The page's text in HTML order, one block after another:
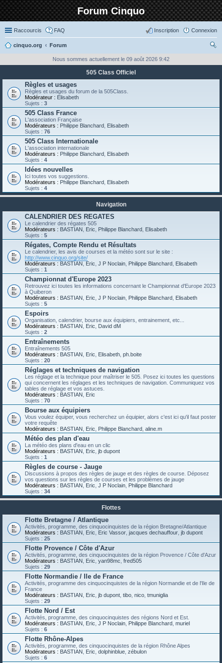
Forum Cinquo
Raccourcis FAQ Connexion
Inscription
cinquo.org
Forum
ch
Nous sommes actuellement le 09 août 2026 9:42
505 Class Officiel
Règles et usages
Règles et usages du forum de la 505Class.
Modérateur : Elisabeth
Sujets : 3
505 Class France
L'association Française
Modérateurs : Philippe Blanchard Elisabeth
Sujets : 76
505 Class Internationale
L'association internationale
Modérateurs : Philippe Blanchard Elisabeth
Sujets : 4
Idées nouvelles
Ici toutes vos suggestions.
Modérateurs : Philippe Blanchard Elisabeth
Sujets : 4
Navigation
CALENDRIER DES REGATES
Le calendrier des régates 505
Modérateurs : BASTIAN Eric Philippe Blanchard Elisabeth
Sujets : 5
Régates, Compte Rendu et Résultats
Le calendrier, les avis de courses et la météo sont sur le site :
http://www.cinquo.org/site/
Modérateurs : BASTIAN Eric J P Noclain Philippe Blanchard Elisabeth
Sujets : 1
Championnat d'Europe 2023
Retrouvez ici toutes les informations concernant le Championnat d'Europe 2023
à Quiberon
Modérateurs : BASTIAN Eric J P Noclain Philippe Blanchard Elisabeth
Sujets : 5
Espoirs
Organisation, calendrier, bourse aux équipiers, entrainement, etc...
Modérateurs : BASTIAN Eric
David dM
Sujets : 2
Entraînements
Entraînements 505
Modérateurs : BASTIAN Eric Elisabeth ph.boite
Sujets : 20
Réglages et techniques de navigation
Les réglage et la technique pour maîtriser le 505. Posez ici toutes les questions
qui concernent les réglages et les techniques de navigation. Communiquez vos
tables de réglage et vos astuces.
Modérateurs : BASTIAN
Eric
Sujets : 70
Bourse aux équipiers
Vous voulez équiper, vous recherchez un équipier, alors c'est ici qu'il faut poster
votre requête
Modérateurs : BASTIAN Eric Philippe Blanchard aline.m
Météo des plan d'eau
La météo des plans d'eau en un clic
Modérateurs : BASTIAN Eric jb dupont
Sujets : 1
Règles de course - Jauge
Discussions à propos des règles de jauge et des règles de course. Déposez
vos questions sur les règles de courses et les problèmes de jauge
Modérateurs : BASTIAN Eric J P Noclain Philippe Blanchard
Sujets : 34
Flottes
Flotte Bretagne / Atlantique
Activités, programme, des cinquocinquistes de la région Bretagne/Atlantique
Modérateurs : BASTIAN Eric Eric Vassor jacques dechauffour jb dupont
Sujets : 25
Flotte Provence / Côte d'Azur
Activités, programme, des cinquocinquistes de la région Provence / Côte d'Azur
Modérateurs : BASTIAN Eric yan98mc fred505
Sujets : 29
Flotte Normandie / Ile de France
Activités, programme des cinquocinquistes de la région Normandie et de l'Ile de
France
Modérateurs : BASTIAN Eric jb dupont tibo nico tmuniglia
Sujets : 29
Flotte Nord / Est
Activités, programme, des cinquocinquistes des régions Nord et Est.
Modérateurs : BASTIAN Eric J P Noclain Philippe Blanchard muriel
Sujets : 6
Flotte Rhône-Alpes
Activités, programme, des cinquocinquistes de la région Rhône Alpes
Modérateurs : BASTIAN Eric dolphinblue zébulon
Sujets : 6